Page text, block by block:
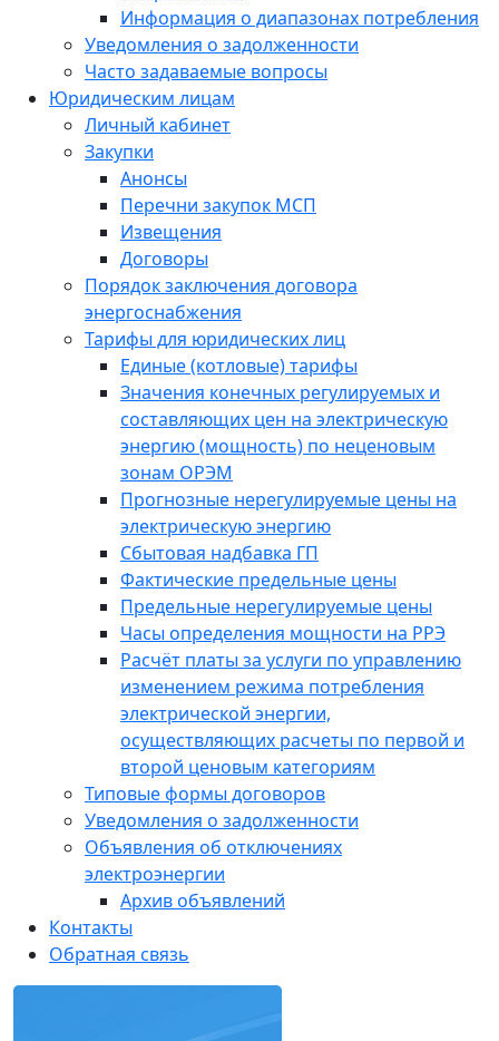
Информация о диапазонах потребления
Уведомления о задолженности
Часто задаваемые вопросы
Юридическим лицам
Личный кабинет
Закупки
Анонсы
Перечни закупок МСП
Извещения
Договоры
Порядок заключения договора
энергоснабжения
Тарифы для юридических лиц
Единые (котловые) тарифы
Значения конечных регулируемых и
составляющих цен на электрическую
энергию (мощность) по неценовым
зонам ОРЭМ
Прогнозные нерегулируемые цены на
электрическую энергию
Сбытовая надбавка ГП
Фактические предельные цены
Предельные нерегулируемые цены
Часы определения мощности на РРЭ
Расчёт платы за услуги по управлению
изменением режима потребления
электрической энергии,
осуществляющих расчеты по первой и
второй ценовым категориям
Типовые формы договоров
Уведомления о задолженности
Объявления об отключениях
электроэнергии
Архив объявлений
Контакты
Обратная связь